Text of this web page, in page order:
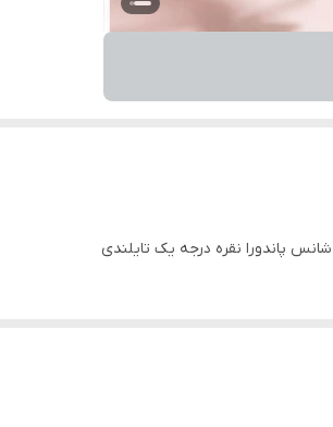
پاندورا نقره درجه یک تایلندی